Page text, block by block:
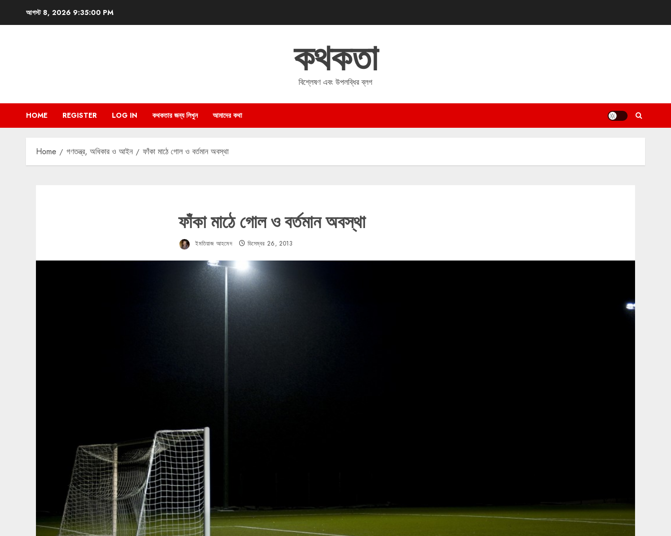
আগস্ট 8, 2026 9:35:01 PM
কথকতা
বিশ্লেষণ এবং উপলব্ধির ব্লগ
HOME REGISTER LOG IN কথকতার জন্য লিখুন আমাদের কথা
Home গণতন্ত্র, অধিকার ও আইন ফাঁকা মাঠে গোল ও বর্তমান অবস্থা
ফাঁকা মাঠে গোল ও বর্তমান অবস্থা
ইমতিয়াজ আহমেদ ডিসেম্বর 26, 2013